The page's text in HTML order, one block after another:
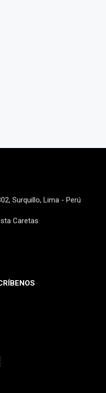
Surquillo, Lima - Perú
Caretas